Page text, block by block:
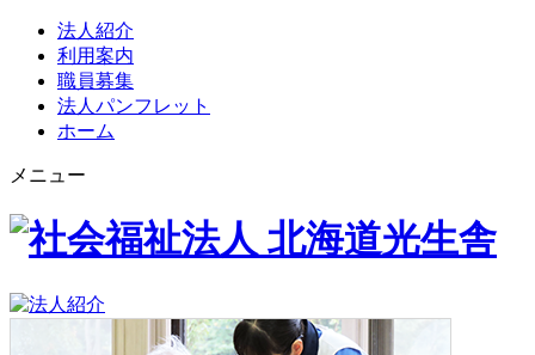
法人紹介
利用案内
職員募集
法人パンフレット
ホーム
メニュー